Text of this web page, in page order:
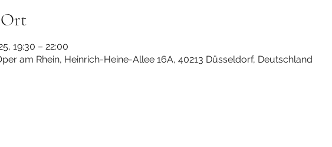
19:30 – 22:00
am Rhein, Heinrich-Heine-Allee 16A, 40213 Düsseldorf, Deutschland